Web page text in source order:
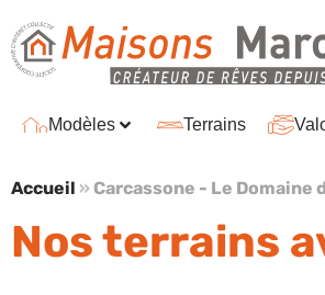
Modèles Terrains
Accueil » Carcassone - Le Domaine
Nos terrains